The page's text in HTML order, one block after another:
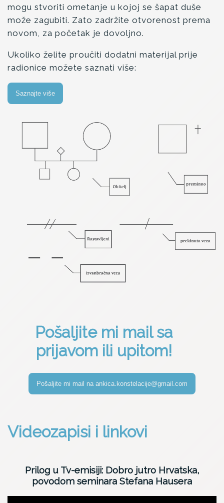
mogu stvoriti ometanje u kojoj se šapat duše
može zagubiti. Zato zadržite otvorenost prema
novom, za početak je dovoljno.
Ukoliko želite proučiti dodatni materijal prije
radionice možete saznati više:
Saznajte više
Pošaljite mi mail sa
prijavom ili upitom!
Videozapisi i linkovi
Prilog u Tv-emisiji: Dobro jutro Hrvatska,
povodom seminara Stefana Hausera